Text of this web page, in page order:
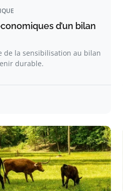
d’un bilan
de la sensibilisation au bilan
durable.